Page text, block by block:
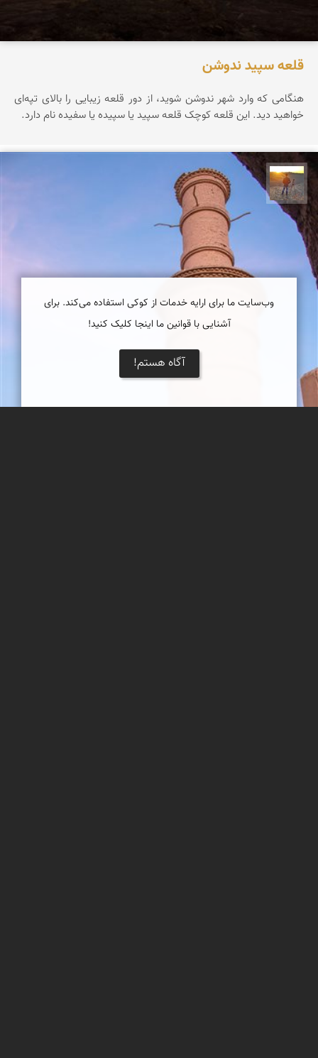
قلعه سپید ندوشن
هنگامی که وارد شهر ندوشن شوید، از دور قلعه زیبایی را بالای تپه‌ای
خواهید دید. این قلعه کوچک قلعه سپید یا سپیده یا سفیده نام دارد.
مهدی مخلصیان
وب‌سایت ما برای ارایه خدمات از کوکی استفاده می‌کند. برای
آشنایی با قوانین ما اینجا کلیک کنید!
آگاه هستم!